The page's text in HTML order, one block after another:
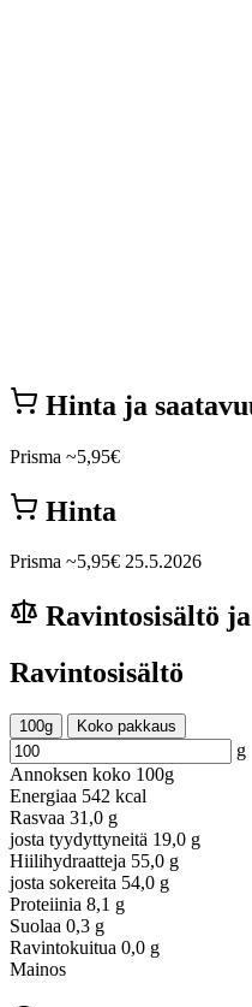
Hinta ja
Prisma ~5,95€
Hinta
Prisma ~5,95€ 25.5.2026
Ravintosisältö
Ravintosisältö
100g Koko pakkaus
g
Annoksen koko 100g
Energiaa 542 kcal
Rasvaa 31,0 g
josta tyydyttyneitä 19,0 g
Hiilihydraatteja 55,0 g
josta sokereita 54,0 g
Proteiinia 8,1 g
Suolaa 0,3 g
Ravintokuitua 0,0 g
Mainos